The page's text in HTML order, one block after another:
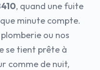
, quand une fuite
minute compte.
ou nos
se tient prête à
comme de nuit,